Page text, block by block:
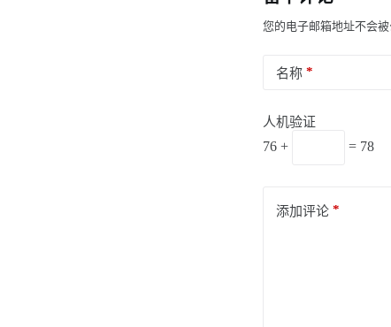
您的电子邮箱地址不会被
名称 *
人机验证
76 + = 78
添加评论 *